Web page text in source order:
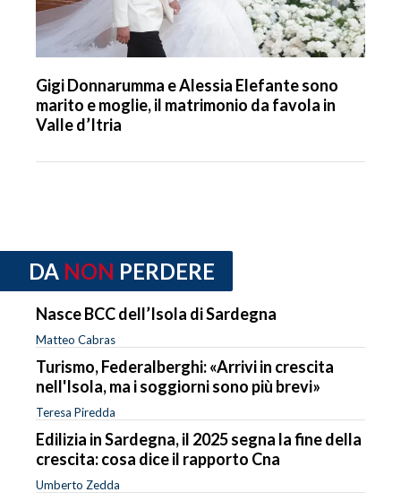
Gigi Donnarumma e Alessia Elefante sono
marito e moglie, il matrimonio da favola in
Valle d’Itria
DA NON PERDERE
Nasce BCC dell’Isola di Sardegna
Matteo Cabras
Turismo, Federalberghi: «Arrivi in crescita
nell'Isola, ma i soggiorni sono più brevi»
Teresa Piredda
Edilizia in Sardegna, il 2025 segna la fine della
crescita: cosa dice il rapporto Cna
Umberto Zedda